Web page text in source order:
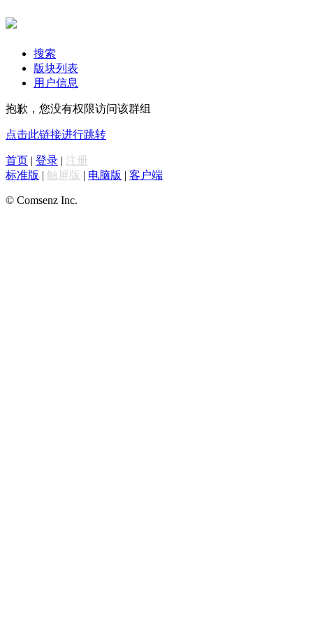
搜索
版块列表
用户信息
抱歉，您没有权限访问该群组
点击此链接进行跳转
首页 | 登录 | 注册
标准版 | 触屏版 | 电脑版 | 客户端
© Comsenz Inc.